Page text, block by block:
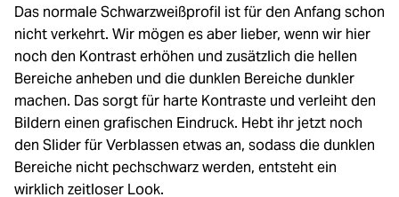
Das normale Schwarzweißprofil ist für den Anfang schon
nicht verkehrt. Wir mögen es aber lieber, wenn wir hier
noch den Kontrast erhöhen und zusätzlich die hellen
Bereiche anheben und die dunklen Bereiche dunkler
machen. Das sorgt für harte Kontraste und verleiht den
Bildern einen grafischen Eindruck. Hebt ihr jetzt noch
den Slider für Verblassen etwas an, sodass die dunklen
Bereiche nicht pechschwarz werden, entsteht ein
wirklich zeitloser Look.